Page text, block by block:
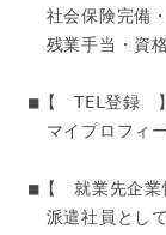
社会保険完備
残業手当・資
■【　TEL登録　】
マイプロフィ
■【　就業先企業
派遣社員とし